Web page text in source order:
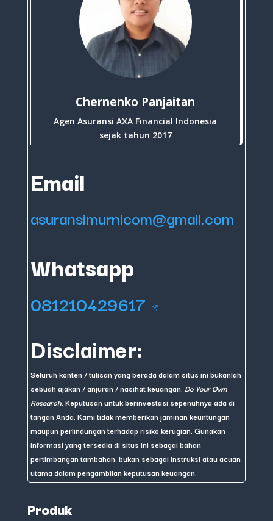
Chernenko Panjaitan
Agen Asuransi AXA Financial Indonesia
sejak tahun 2017
Email
asuransimurnicom@gmail.com
Whatsapp
081210429617
Disclaimer:
Seluruh konten / tulisan yang berada dalam situs ini bukanlah
sebuah ajakan / anjuran / nasihat keuangan. Do Your Own
Research . Keputusan untuk berinvestasi sepenuhnya ada di
tangan Anda. Kami tidak memberikan jaminan keuntungan
maupun perlindungan terhadap risiko kerugian. Gunakan
informasi yang tersedia di situs ini sebagai bahan
pertimbangan tambahan, bukan sebagai instruksi atau acuan
utama dalam pengambilan keputusan keuangan.
Produk